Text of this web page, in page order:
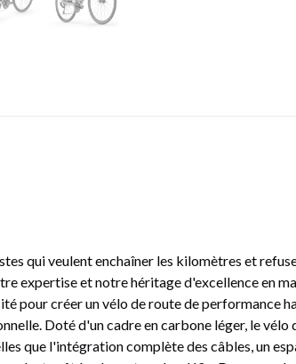
qui veulent enchaîner les kilomètres et
expertise et notre héritage d'excellence en
pour créer un vélo de route de performance
Doté d'uncadre en carbone léger, le
que l'intégration complète des câbles, un